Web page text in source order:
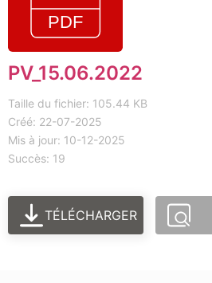
PV_15.06.2022
Taille du fichier: 105.44 KB
Créé: 22-07-2025
Mis à jour: 10-12-2025
Succès: 19
TÉLÉCHARGER